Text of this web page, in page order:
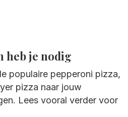
heb je nodig
populaire pepperoni pizza,
pizza naar jouw
Lees vooral verder voor